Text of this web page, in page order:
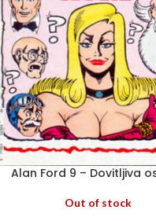
Alan Ford 9 – Dovitljiva
Out of stock